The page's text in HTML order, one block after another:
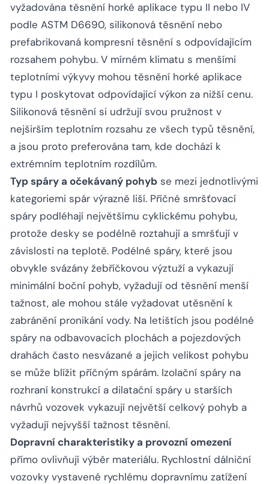
vyžadována těsnění horké aplikace typu II nebo IV
podle ASTM D6690, silikonová těsnění nebo
prefabrikovaná kompresní těsnění s odpovídajícím
rozsahem pohybu. V mírném klimatu s menšími
teplotními výkyvy mohou těsnění horké aplikace
typu I poskytovat odpovídající výkon za nižší cenu.
Silikonová těsnění si udržují svou pružnost v
nejširším teplotním rozsahu ze všech typů těsnění,
a jsou proto preferována tam, kde dochází k
extrémním teplotním rozdílům.
Typ spáry a očekávaný pohyb se mezi jednotlivými
kategoriemi spár výrazně liší. Příčné smršťovací
spáry podléhají největšímu cyklickému pohybu,
protože desky se podélně roztahují a smršťují v
závislosti na teplotě. Podélné spáry, které jsou
obvykle svázány žebříčkovou výztuží a vykazují
minimální boční pohyb, vyžadují od těsnění menší
tažnost, ale mohou stále vyžadovat utěsnění k
zabránění pronikání vody. Na letištích jsou podélné
spáry na odbavovacích plochách a pojezdových
drahách často nesvázané a jejich velikost pohybu
se může blížit příčným spárám. Izolační spáry na
rozhraní konstrukcí a dilatační spáry u starších
návrhů vozovek vykazují největší celkový pohyb a
vyžadují nejvyšší tažnost těsnění.
Dopravní charakteristiky a provozní omezení
přímo ovlivňují výběr materiálu. Rychlostní dálniční
vozovky vystavené rychlému dopravnímu zatížení